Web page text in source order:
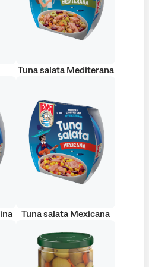
Tuna salata Mediterana
Tuna salata Mexicana